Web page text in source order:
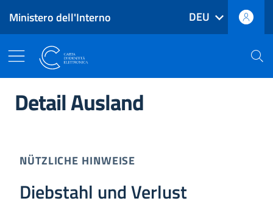
Zum Hauptinhalt wechseln
Zur Fußzeile
Ministero dell'Interno
DEU
Hauptmenü-Navigation
Elektronische
Detail Ausland
NÜTZLICHE HINWEISE
Diebstahl und Verlust